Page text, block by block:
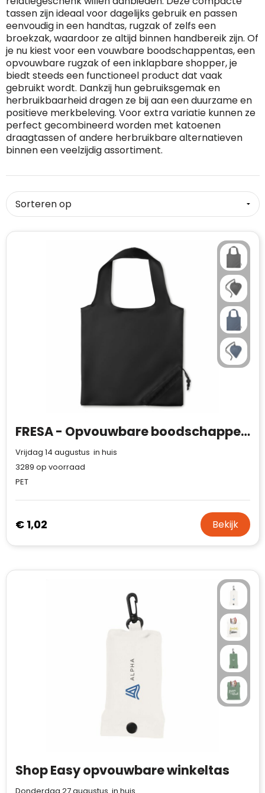
Home & Living
Keuken & Horeca
Reizen & Onderweg
Vakantie, Recreatie & Spellen
Dag van de Vrijwilliger
Dag van de Zorgkundige
Kerstmis
Pasen
Sinterklaas
Zomer
RFX™
Sportlife®
Stanley®
Swiss Peak
Tenson
Philips
Moleskine
MyKit
Ocean Bottle
Custom medaille
Custom deken
Custom pet, muts & hoed
Custom speelkaarten
Custom tas
Custom zomer
Custom telefoonaccessoires
Zorg
tassen zijn ideaal voor dagelijks gebruik en passen
eenvoudig in een handtas, rugzak of zelfs een
broekzak, waardoor ze altijd binnen handbereik zijn. Of
je nu kiest voor een vouwbare boodschappentas, een
opvouwbare rugzak of een inklapbare shopper, je
biedt steeds een functioneel product dat vaak
gebruikt wordt. Dankzij hun gebruiksgemak en
herbruikbaarheid dragen ze bij aan een duurzame en
positieve merkbeleving. Voor extra variatie kunnen ze
perfect gecombineerd worden met katoenen
draagtassen of andere herbruikbare alternatieven
binnen een veelzijdig assortiment.
FRESA - Opvouwbare boodschappentas
Vrijdag 14 augustus in huis
3289 op voorraad
PET
€ 1,02 Bekijk
Shop Easy opvouwbare winkeltas